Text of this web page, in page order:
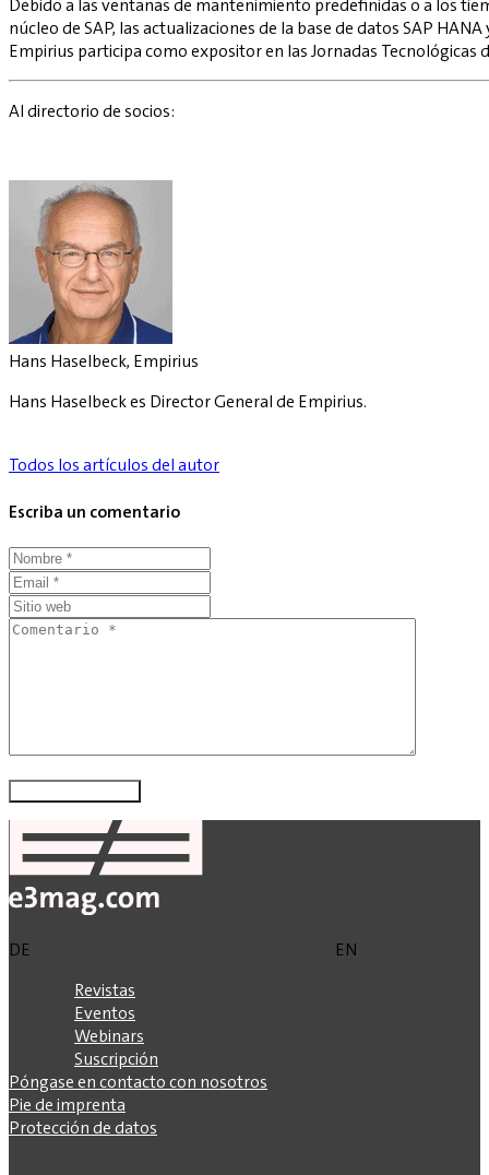
Debido a las ventanas de mantenimiento predefinidas o a los
núcleo de SAP, las actualizaciones de la base de datos SAP
Empirius participa como expositor en las Jornadas Tecnológicas
Al directorio de socios:
Hans Haselbeck, Empirius
Hans Haselbeck es Director General de Empirius.
Todos los artículos del autor
Escriba un comentario
DE
EN
Revistas
Eventos
Webinars
Suscripción
Póngase en contacto con nosotros
Pie de imprenta
Protección de datos